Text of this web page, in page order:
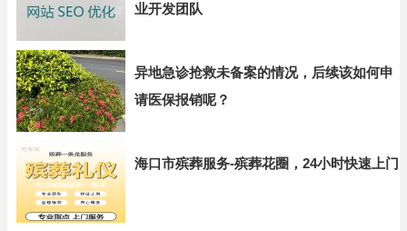
业开发团队
异地急诊抢救未备案的情况，后续该如何申
请医保报销呢？
海口市殡葬服务-殡葬花圈，24小时快速上门